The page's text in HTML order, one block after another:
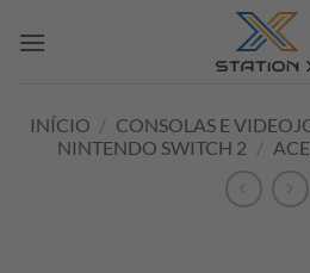
INÍCIO / CONSOLAS E
NINTENDO SWITCH 2 /